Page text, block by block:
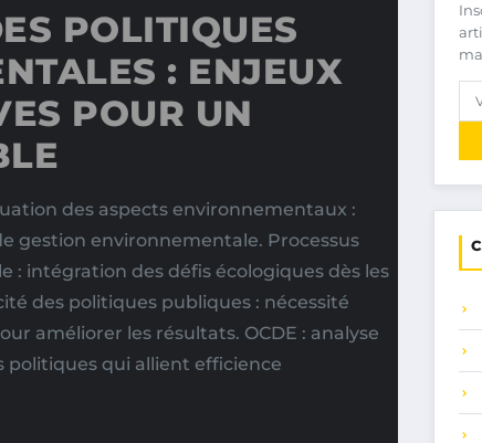
POLITIQUES
: ENJEUX
POUR UN
des aspects environnementaux :
gestion environnementale. Processus
: intégration des défis écologiques dès les
des politiques publiques : nécessité
améliorer les résultats. OCDE : analyse
qui allient efficience